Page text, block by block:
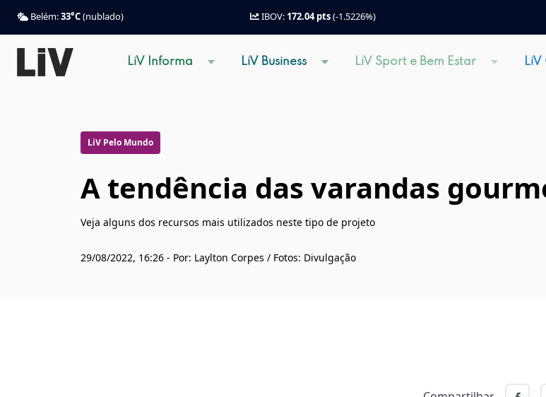
Belém:33°C(nublado) IBOV: 172.04 pts(-1.5226%)
LiV Informa LiV Business LiV Sport e Bem Estar LiV
LiV Pelo Mundo
A tendência das varandas
Veja alguns dos recursos mais utilizados neste tipo de projeto
29/08/2022, 16:26 - Por: Laylton Corpes / Fotos: Divulgação